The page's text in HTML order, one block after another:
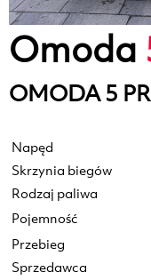
Omoda
OMODA 5
Napęd
Skrzynia biegów
Rodzaj paliwa
Pojemność
Przebieg
Sprzedawca